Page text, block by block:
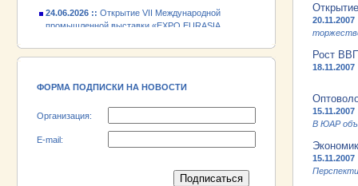
промышленной выставки «EXPO EURASIA
VIETNAM 2026»
18.06.2026 ::Участник выставки «EXPO EURASIA
электромашиностроительный завод»!
ФОРМА ПОДПИСКИ НА НОВОСТИ
Организация:
E-mail:
20.11.2007
Рост
18.11.2007
15.11.2007
В ЮАР
15.11.2007